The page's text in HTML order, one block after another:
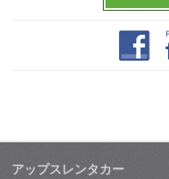
アップスレンタカー